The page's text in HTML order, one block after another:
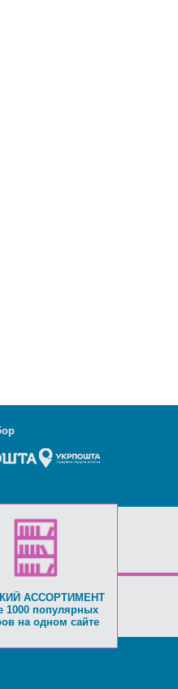
АССОРТИМЕНТ
1000 популярных
на одном сайте